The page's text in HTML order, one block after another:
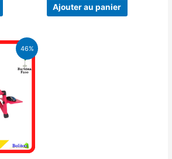
Ajouter au panier
46%
Le
prix
actuel
est :